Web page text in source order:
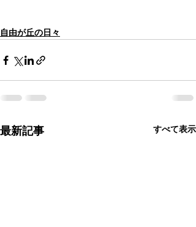
自由が丘の日々
最新記事 すべて表示